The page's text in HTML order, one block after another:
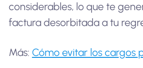
considerables, lo que te
factura desorbitada a tu
Más: Cómo evitar los cargos